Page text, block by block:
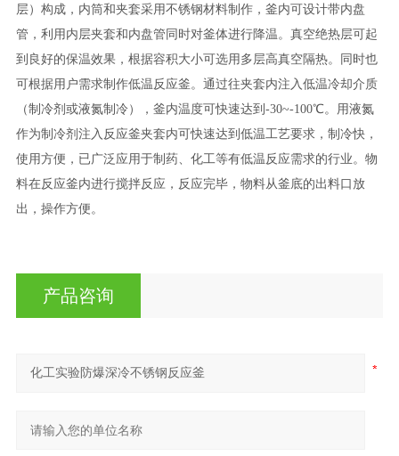
层）构成，内筒和夹套采用不锈钢材料制作，釜内可设计带内盘
管，利用内层夹套和内盘管同时对釜体进行降温。真空绝热层可起
到良好的保温效果，根据容积大小可选用多层高真空隔热。同时也
可根据用户需求制作低温反应釜。通过往夹套内注入低温冷却介质
（制冷剂或液氮制冷），釜内温度可快速达到 -30~-100℃。用液氮
作为制冷剂注入反应釜夹套内可快速达到低温工艺要求，制冷快，
使用方便，已广泛应用于制药、化工等有低温反应需求的行业。物
料在反应釜内进行搅拌反应，反应完毕，物料从釜底的出料口放
出，操作方便。
产品咨询